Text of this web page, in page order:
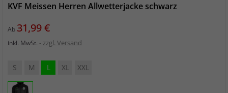
KVF Meissen Herren Allwetterjacke schwarz
Ab Preis
31,99 €
inkl. MwSt. zzgl. Versand
S M L XL XXL